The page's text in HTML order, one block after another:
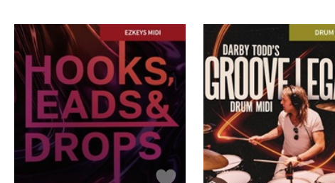
キーボード 電子ピアノ
DJ機器 DTM
中古 ヴィンテージ